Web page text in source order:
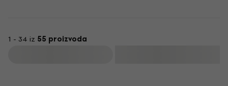
svakom tonu i istražite bogatstvo mogućnosti koje vam
1 - 34 iz 55 proizvoda